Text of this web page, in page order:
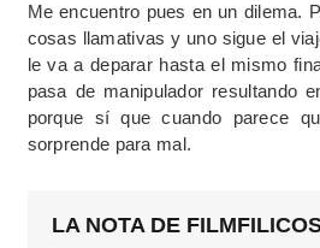
Me encuentro pues en un dilema.
cosas llamativas y uno sigue el
le va a deparar hasta el mismo
pasa de manipulador resultando
porque sí que cuando parece
sorprende para mal.
LA NOTA DE